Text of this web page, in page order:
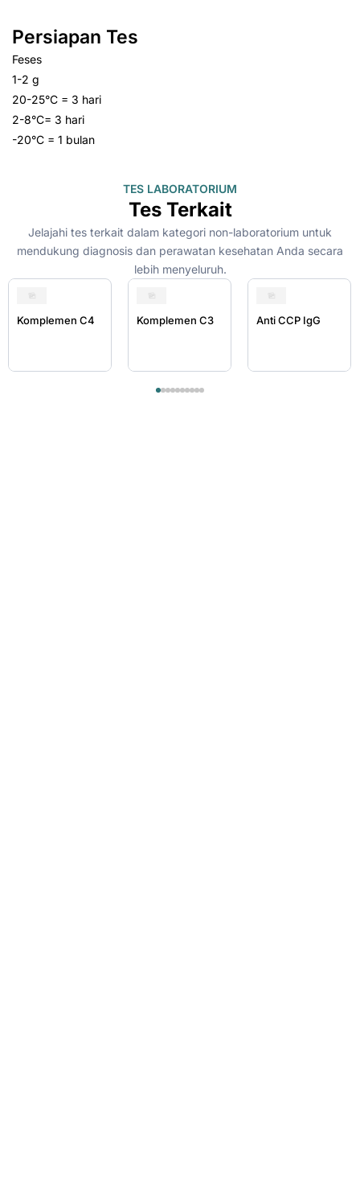
Persiapan Tes
Feses
1-2 g
20-25°C = 3 hari
2-8°C= 3 hari
-20°C = 1 bulan
TES LABORATORIUM
Tes Terkait
Jelajahi tes terkait dalam kategori non-laboratorium untuk
mendukung diagnosis dan perawatan kesehatan Anda secara
lebih menyeluruh.
Komplemen C4 Komplemen C3 Anti CCP IgG